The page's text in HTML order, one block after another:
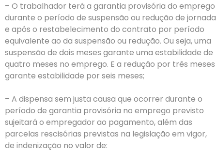
– O trabalhador terá a garantia provisória do emprego
durante o período de suspensão ou redução de jornada
e após o restabelecimento do contrato por período
equivalente ao da suspensão ou redução. Ou seja, uma
suspensão de dois meses garante uma estabilidade de
quatro meses no emprego. E a redução por três meses
garante estabilidade por seis meses;
– A dispensa sem justa causa que ocorrer durante o
período de garantia provisória no emprego previsto
sujeitará o empregador ao pagamento, além das
parcelas rescisórias previstas na legislação em vigor,
de indenização no valor de: